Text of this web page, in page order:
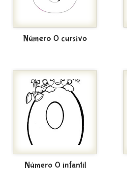
Número 0 cursivo
Número 0 infantil